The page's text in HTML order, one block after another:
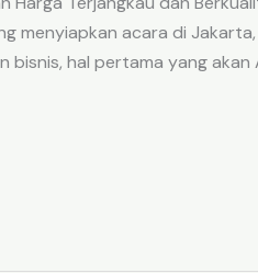
menyiapkan acara di
hal pertama yang